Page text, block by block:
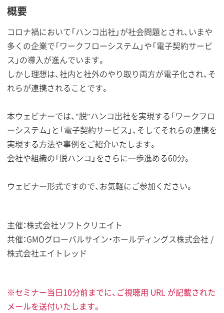
概要
コロナ禍において「ハンコ出社」が社会問題とされ、いまや
多くの企業で「ワークフローシステム」や「電子契約サービ
ス」の導入が進んでいます。
しかし理想は、社内と社外のやり取り両方が電子化され、そ
れらが連携されることです。
本ウェビナーでは、"脱"ハンコ出社を実現する「ワークフロ
ーシステム」と「電子契約サービス」、そしてそれらの連携を
実現する方法や事例をご紹介いたします。
会社や組織の「脱ハンコ」をさらに一歩進める60分。
ウェビナー形式ですので、お気軽にご参加ください。
主催：株式会社ソフトクリエイト
共催：GMOグローバルサイン・ホールディングス株式会社 /
株式会社エイトレッド
※セミナー当日10分前までに、ご視聴用 URL が記載された
メールを送付いたします。